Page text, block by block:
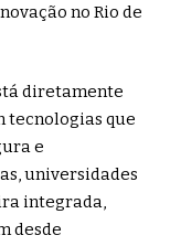
no Rio de
diretamente
tecnologias que
e
universidades
integrada,
desde